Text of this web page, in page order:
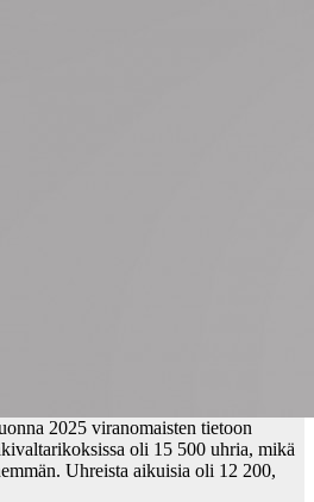
2025 viranomaisten tietoon
oli 15 500 uhria, mikä
Uhreista aikuisia oli 12 200,